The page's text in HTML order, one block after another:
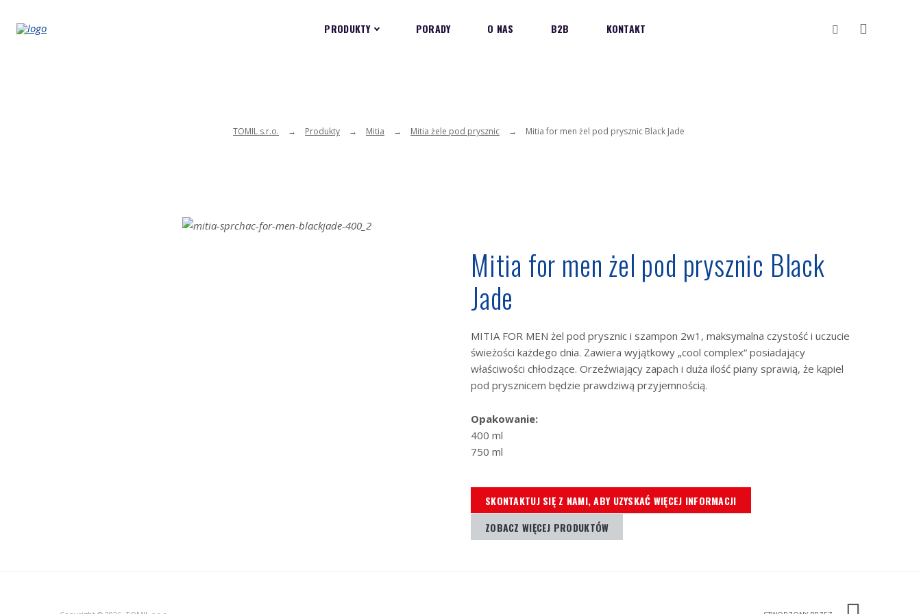
PRODUKTY PORADY O NAS B2B KONTAKT Vyhledávání
TOMIL s.r.o. Produkty Mitia Mitia żele pod prysznic Mitia for men żel pod prysznic Black Jade
Mitia for men żel pod prysznic Black
Jade
MITIA FOR MEN żel pod prysznic i szampon 2w1, maksymalna czystość i uczucie
świeżości każdego dnia. Zawiera wyjątkowy „cool complex“ posiadający
właściwości chłodzące. Orzeźwiający zapach i duża ilość piany sprawią, że kąpiel
pod prysznicem będzie prawdziwą przyjemnością.
Opakowanie:
400 ml
750 ml
SKONTAKTUJ SIĘ Z NAMI, ABY UZYSKAĆ WIĘCEJ INFORMACJI
ZOBACZ WIĘCEJ PRODUKTÓW